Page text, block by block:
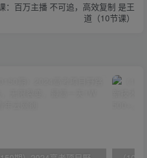
：百万主播 不可追，高效复制 是王
道（10节课）